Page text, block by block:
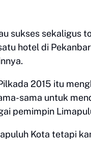
sukses sekaligus
hotel di
2015 itu
sama untuk
pemimpin
Kota tetapi